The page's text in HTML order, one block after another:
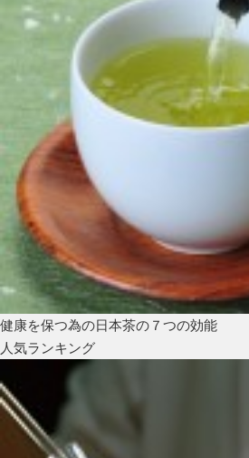
健康を保つ為の日本茶の７つの効能
人気ランキング